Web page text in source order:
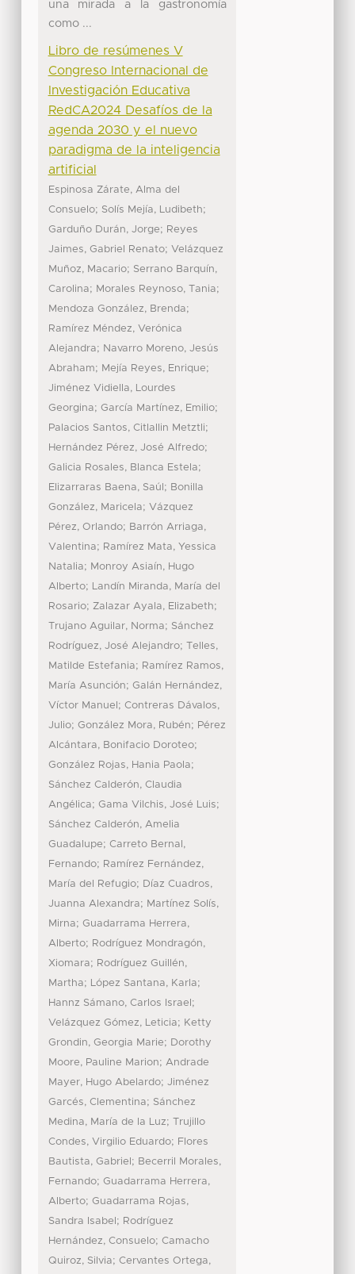
una mirada a la gastronomía
como ...
Libro de resúmenes V
Congreso Internacional de
Investigación Educativa
RedCA2024 Desafíos de la
agenda 2030 y el nuevo
paradigma de la inteligencia
artificial
Espinosa Zárate, Alma del
Consuelo; Solís Mejía, Ludibeth;
Garduño Durán, Jorge; Reyes
Jaimes, Gabriel Renato; Velázquez
Muñoz, Macario; Serrano Barquín,
Carolina; Morales Reynoso, Tania;
Mendoza González, Brenda;
Ramírez Méndez, Verónica
Alejandra; Navarro Moreno, Jesús
Abraham; Mejía Reyes, Enrique;
Jiménez Vidiella, Lourdes
Georgina; García Martínez, Emilio;
Palacios Santos, Citlallin Metztli;
Hernández Pérez, José Alfredo;
Galicia Rosales, Blanca Estela;
Elizarraras Baena, Saúl ; Bonilla
González, Maricela; Vázquez
Pérez, Orlando; Barrón Arriaga,
Valentina; Ramírez Mata, Yessica
Natalia; Monroy Asiaín, Hugo
Alberto; Landín Miranda, María del
Rosario; Zalazar Ayala, Elizabeth;
Trujano Aguilar, Norma; Sánchez
Rodríguez, José Alejandro;
Telles,
Matilde Estefania; Ramírez Ramos,
María Asunción; Galán Hernández,
Víctor Manuel ; Contreras Dávalos,
Julio; González Mora, Rubén; Pérez
Alcántara, Bonifacio Doroteo;
González Rojas, Hania Paola;
Sánchez Calderón, Claudia
Angélica; Gama Vilchis, José Luis;
Sánchez Calderón, Amelia
Guadalupe; Carreto Bernal,
Fernando; Ramírez Fernández,
María del Refugio; Díaz Cuadros,
Juanna Alexandra; Martínez Solís,
Mirna; Guadarrama Herrera,
Alberto; Rodríguez Mondragón,
Xiomara; Rodríguez Guillén,
Martha; López Santana, Karla;
Hannz Sámano, Carlos Israel ;
Velázquez Gómez, Leticia; Ketty
Grondin, Georgia Marie; Dorothy
Moore, Pauline Marion; Andrade
Mayer, Hugo Abelardo; Jiménez
Garcés, Clementina; Sánchez
Medina, María de la Luz;
Trujillo
Condes, Virgilio Eduardo; Flores
Bautista, Gabriel ; Becerril Morales,
Fernando; Guadarrama Herrera,
Alberto; Guadarrama Rojas,
Sandra Isabel ; Rodríguez
Hernández, Consuelo; Camacho
Quiroz, Silvia; Cervantes Ortega,